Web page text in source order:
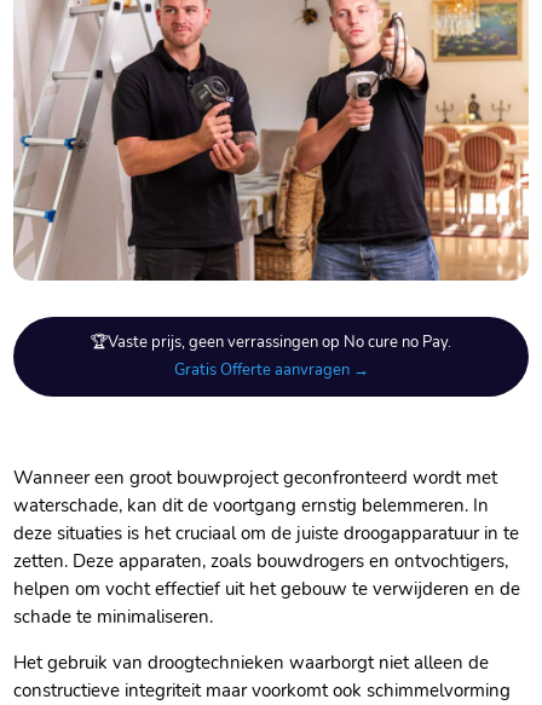
🏆Vaste prijs, geen verrassingen op No cure no Pay.
Gratis Offerte aanvragen →
Wanneer een groot bouwproject geconfronteerd wordt met
waterschade, kan dit de voortgang ernstig belemmeren.​ In
deze situaties is het cruciaal om de juiste droogapparatuur in te
zetten.​ Deze apparaten, zoals bouwdrogers en ontvochtigers,
helpen om vocht effectief uit het gebouw te verwijderen en de
schade te minimaliseren.​
Het gebruik van droogtechnieken waarborgt niet alleen de
constructieve integriteit maar voorkomt ook schimmelvorming